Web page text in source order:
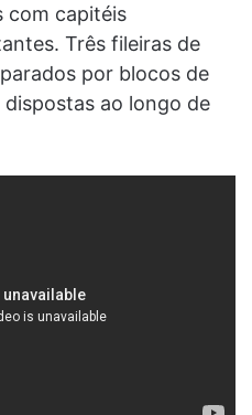
com capitéis
Três fileiras de
por blocos de
ao longo de